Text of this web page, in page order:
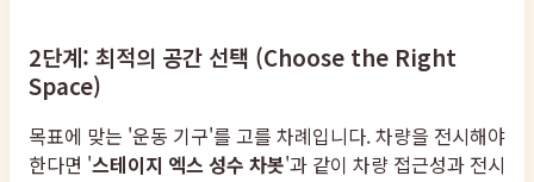
2단계: 최적의 공간 선택 (Choose the Right
Space)
목표에 맞는 '운동 기구'를 고를 차례입니다. 차량을 전시해야
한다면 '스테이지 엑스 성수 차봇'과 같이 차량 접근성과 전시